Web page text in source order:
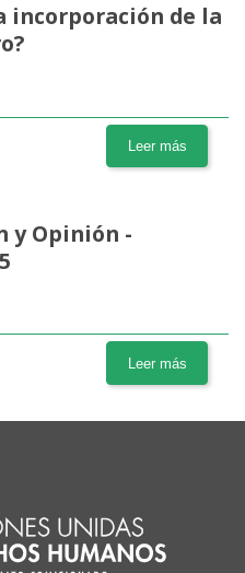
incorporación de la
Leer más
y Opinión -
Leer más